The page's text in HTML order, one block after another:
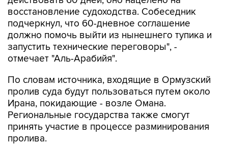
восстановление судоходства. Собеседник
подчеркнул, что 60-дневное соглашение
должно помочь выйти из нынешнего тупика и
запустить технические переговоры", -
отмечает "Аль-Арабийя".
По словам источника, входящие в Ормузский
пролив суда будут пользоваться путем около
Ирана, покидающие - возле Омана.
Региональные государства также смогут
принять участие в процессе разминирования
пролива.